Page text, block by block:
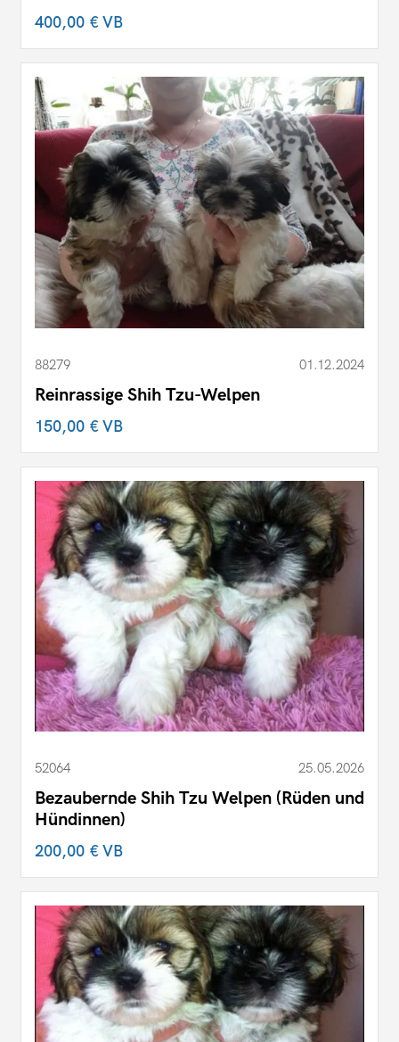
400,00 €VB
88279 01.12.2024
Reinrassige Shih Tzu-Welpen
150,00 €VB
52064 25.05.2026
Bezaubernde Shih Tzu Welpen (Rüden und
Hündinnen)
200,00 €VB